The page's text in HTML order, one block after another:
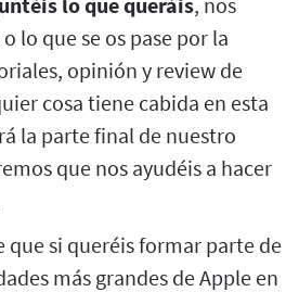
lo que se os pase por la
opinión y review de
cosa tiene cabida en esta
la parte final de nuestro
que nos ayudéis a hacer
que si queréis formar parte de
más grandes de Apple en